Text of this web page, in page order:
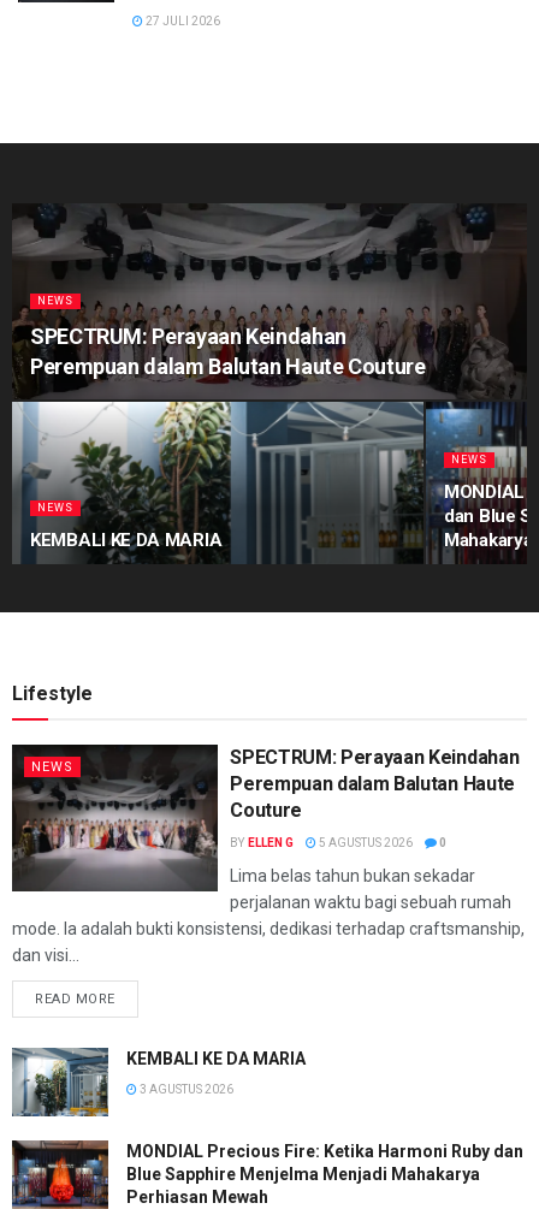
27 JULI 2026
NEWS
SPECTRUM: Perayaan Keindahan
Perempuan dalam Balutan Haute Couture
NEWS
KEMBALI KE DA MARIA
NEWS
MONDIAL
dan Blue
Mahakarya
Lifestyle
NEWS
SPECTRUM: Perayaan Keindahan
Perempuan dalam Balutan Haute
Couture
BY ELLEN G 5 AGUSTUS 2026 0
Lima belas tahun bukan sekadar
perjalanan waktu bagi sebuah rumah
mode. Ia adalah bukti konsistensi, dedikasi terhadap craftsmanship,
dan visi...
READ MORE
KEMBALI KE DA MARIA
3 AGUSTUS 2026
MONDIAL Precious Fire: Ketika Harmoni Ruby dan
Blue Sapphire Menjelma Menjadi Mahakarya
Perhiasan Mewah